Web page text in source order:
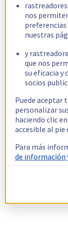
nos
nuestras
y
que nos
su eficacia
socios
Puede aceptar
personalizar
haciendo clic
accesible al pie
Para más
de información